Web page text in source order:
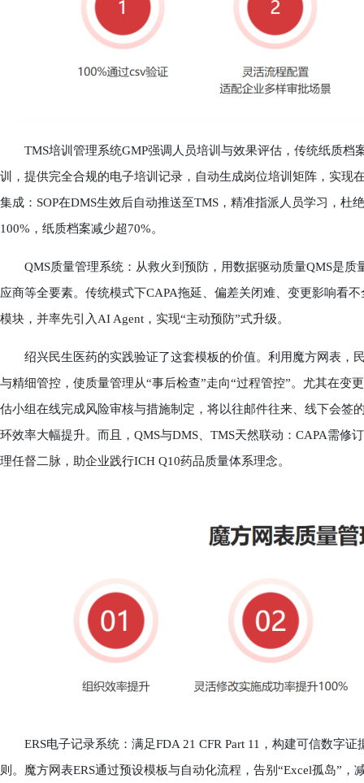
TMS培训管理系统GMP强调人员培训与效果评估，传统纸质档
训，提供完全合规的电子培训记录，自动生成岗位培训矩阵，实现
集成：SOP在DMS生效后自动推送至TMS，精准指派人员学习，杜
100%，纸质档案减少超70%。
QMS质量管理系统：从救火到预防，用数据驱动质量QMS是质
应商等全要素。传统模式下CAPA拖延、偏差关闭难、变更影响看
模块，并率先引入AI Agent，实现“主动预防”式升级。
绍兴民生医药的实践验证了这套模板的价值。利用魔方网表，
与精细管控，使质量管理从“事后检查”走向“过程管控”。尤其在变
估小组在线完成风险审核与措施制定，将以往邮件往来、线下会签
环效率大幅提升。而且，QMS与DMS、TMS天然联动：CAPA需修
理任督二脉，助企业践行ICH Q10药品质量体系理念。
ERS电子记录系统：满足FDA 21 CFR Part 11，构建可信数字
则。魔方网表ERS通过预设模板与自动化流程，告别“Excel孤岛”